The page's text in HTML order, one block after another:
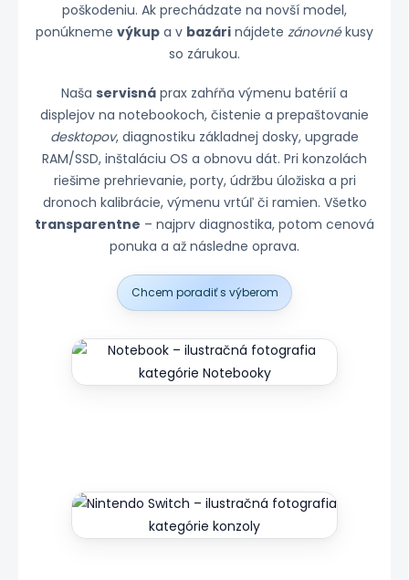
poškodeniu. Ak prechádzate na novší model,
ponúkneme výkup a v bazári nájdete zánovnékusy
so zárukou.
Naša servisná prax zahŕňa výmenu batérií a
displejov na notebookoch, čistenie a prepaštovanie
desktopov, diagnostiku základnej dosky, upgrade
RAM/SSD, inštaláciu OS a obnovu dát. Pri konzolách
riešime prehrievanie, porty, údržbu úložiska a pri
dronoch kalibrácie, výmenu vrtúľ či ramien. Všetko
transparentne – najprv diagnostika, potom cenová
ponuka a až následne oprava.
Chcem poradiť s výberom